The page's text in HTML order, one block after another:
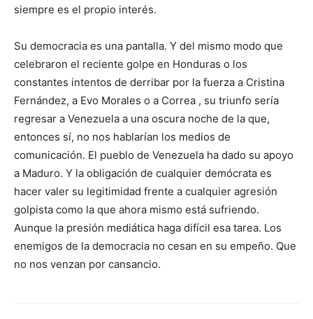
siempre es el propio interés.
Su democracia es una pantalla. Y del mismo modo que
celebraron el reciente golpe en Honduras o los
constantes intentos de derribar por la fuerza a Cristina
Fernández, a Evo Morales o a Correa , su triunfo sería
regresar a Venezuela a una oscura noche de la que,
entonces sí, no nos hablarían los medios de
comunicación. El pueblo de Venezuela ha dado su apoyo
a Maduro. Y la obligación de cualquier demócrata es
hacer valer su legitimidad frente a cualquier agresión
golpista como la que ahora mismo está sufriendo.
Aunque la presión mediática haga difícil esa tarea. Los
enemigos de la democracia no cesan en su empeño. Que
no nos venzan por cansancio.